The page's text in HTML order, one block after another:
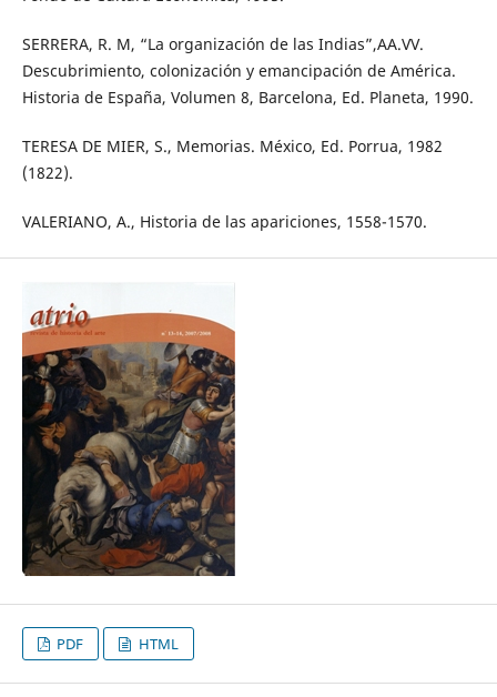
SERRERA, R. M, “La organización de las Indias”,AA.VV.
Descubrimiento, colonización y emancipación de América.
Historia de España, Volumen 8, Barcelona, Ed. Planeta, 1990.
TERESA DE MIER, S., Memorias. México, Ed. Porrua, 1982
(1822).
VALERIANO, A., Historia de las apariciones, 1558-1570.
PDF HTML